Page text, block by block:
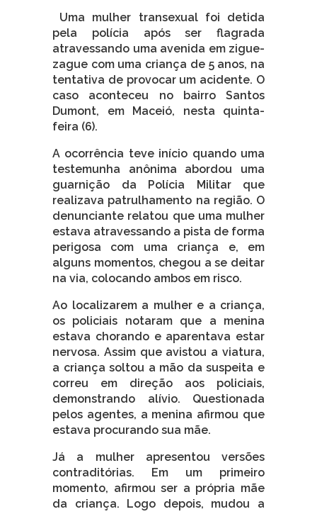
Uma mulher transexual foi detida
pela polícia após ser flagrada
atravessando uma avenida em zigue-
zague com uma criança de 5 anos, na
tentativa de provocar um acidente. O
caso aconteceu no bairro Santos
Dumont, em Maceió, nesta quinta-
feira (6).
A ocorrência teve início quando uma
testemunha anônima abordou uma
guarnição da Polícia Militar que
realizava patrulhamento na região. O
denunciante relatou que uma mulher
estava atravessando a pista de forma
perigosa com uma criança e, em
alguns momentos, chegou a se deitar
na via, colocando ambos em risco.
Ao localizarem a mulher e a criança,
os policiais notaram que a menina
estava chorando e aparentava estar
nervosa. Assim que avistou a viatura,
a criança soltou a mão da suspeita e
correu em direção aos policiais,
demonstrando alívio. Questionada
pelos agentes, a menina afirmou que
estava procurando sua mãe.
Já a mulher apresentou versões
contraditórias. Em um primeiro
momento, afirmou ser a própria mãe
da criança. Logo depois, mudou a